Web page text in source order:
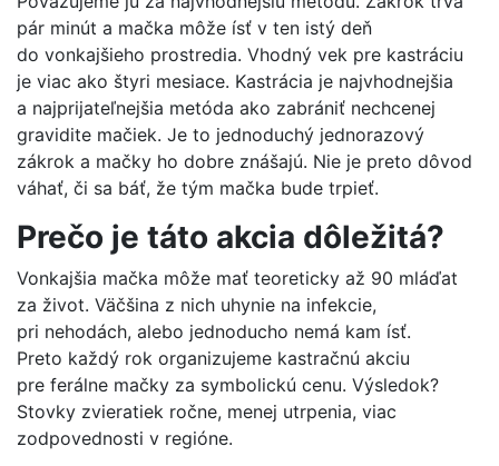
pár minút a mačka môže ísť v ten istý deň
do vonkajšieho prostredia. Vhodný vek pre kastráciu
je viac ako štyri mesiace. Kastrácia je najvhodnejšia
a najprijateľnejšia metóda ako zabrániť nechcenej
gravidite mačiek. Je to jednoduchý jednorazový
zákrok a mačky ho dobre znášajú. Nie je preto dôvod
váhať, či sa báť, že tým mačka bude trpieť.
Prečo je táto akcia dôležitá?
Vonkajšia mačka môže mať teoreticky až 90 mláďat
za život. Väčšina z nich uhynie na infekcie,
pri nehodách, alebo jednoducho nemá kam ísť.
Preto každý rok organizujeme kastračnú akciu
pre ferálne mačky za symbolickú cenu. Výsledok?
Stovky zvieratiek ročne, menej utrpenia, viac
zodpovednosti v regióne.